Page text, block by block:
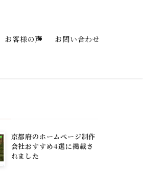
お客様の声 お問い合わせ
京都府のホームページ制作
会社おすすめ4選に掲載さ
れました